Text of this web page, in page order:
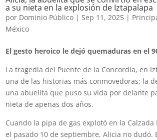
a su nieta en la explosión de Iztapalapa
por Dominio Público |Sep 11, 2025 |
México
El gesto heroico le dejó quemaduras en el
La tragedia del Puente de la Concordia, en
una de las historias más conmovedoras: la
una abuelita que puso su vida por delante
nieta de apenas dos años.
Cuando la pipa de gas explotó en la Calzada
el pasado 10 de septiembre, Alicia no dudó.